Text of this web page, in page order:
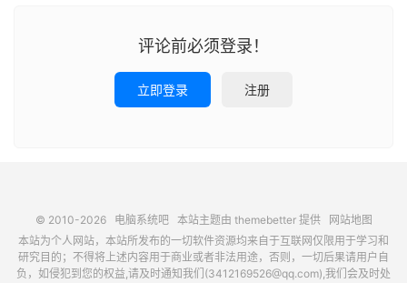
评论前必须登录！
立即登录 注册
© 2010-2026 电脑系统吧本站主题由 themebetter提供
网站地图
本站为个人网站，本站所发布的一切软件资源均来自于互联网仅限用于学习和
研究目的；不得将上述内容用于商业或者非法用途，否则，一切后果请用户自
负，如侵犯到您的权益,请及时通知我们(3412169526@qq.com),我们会及时处